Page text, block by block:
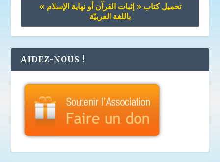
تحميل كتاب « إثبات القرآن أو نهاية الإسلام »
باللغة العربيّة
AIDEZ-NOUS !